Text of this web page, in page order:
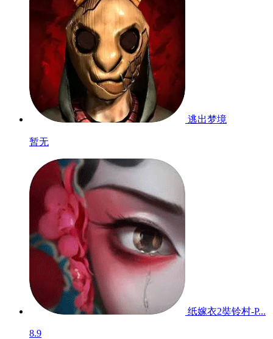
逃出梦境
暂无
纸嫁衣2奘铃村-P...
8.9